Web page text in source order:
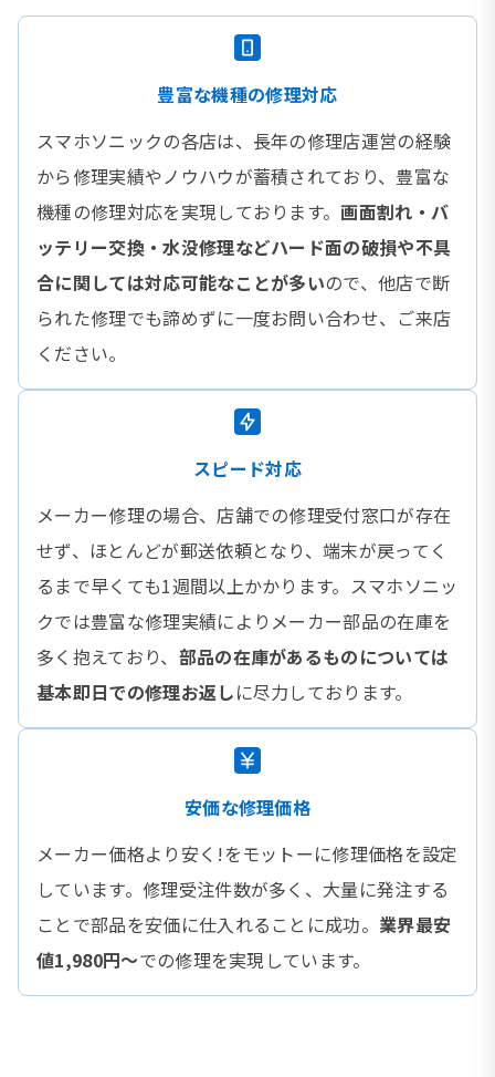
豊富な機種の修理対応
スマホソニックの各店は、長年の修理店運営の経験
から修理実績やノウハウが蓄積されており、豊富な
機種の修理対応を実現しております。画面割れ・バ
ッテリー交換・水没修理などハード面の破損や不具
合に関しては対応可能なことが多いので、他店で断
られた修理でも諦めずに一度お問い合わせ、ご来店
ください。
スピード対応
メーカー修理の場合、店舗での修理受付窓口が存在
せず、ほとんどが郵送依頼となり、端末が戻ってく
るまで早くても1週間以上かかります。スマホソニッ
クでは豊富な修理実績によりメーカー部品の在庫を
多く抱えており、 部品の在庫があるものについては
基本即日での修理お返しに尽力しております。
安価な修理価格
メーカー価格より安く!をモットーに修理価格を設定
しています。修理受注件数が多く、大量に発注する
ことで部品を安価に仕入れることに成功。 業界最安
値1,980円〜での修理を実現しています。